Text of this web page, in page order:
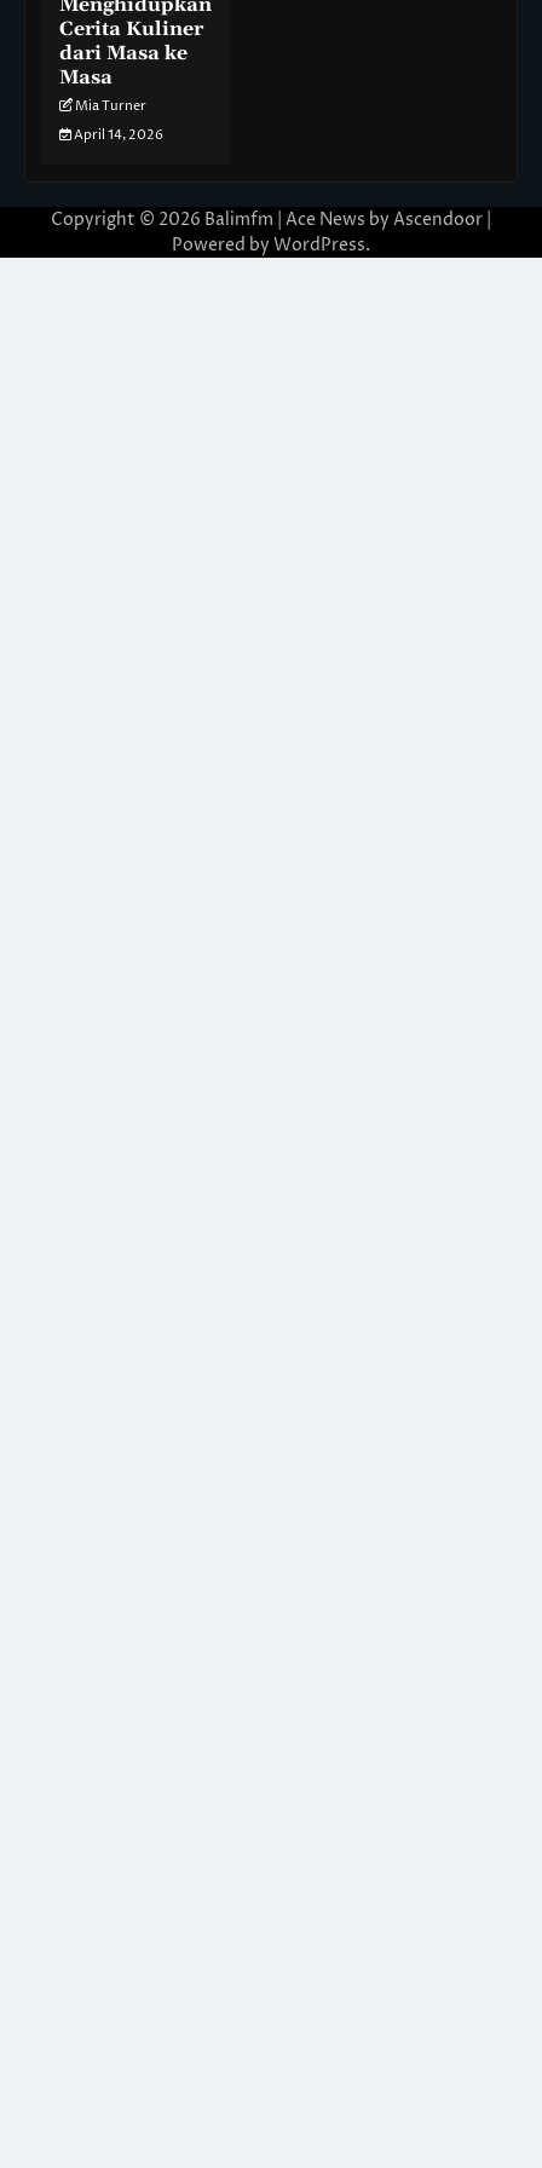
Menghidupkan
Cerita Kuliner
dari Masa ke
Masa
Mia Turner
April 14, 2026
Copyright © 2026 Balimfm | Ace News by Ascendoor
Powered by WordPress.